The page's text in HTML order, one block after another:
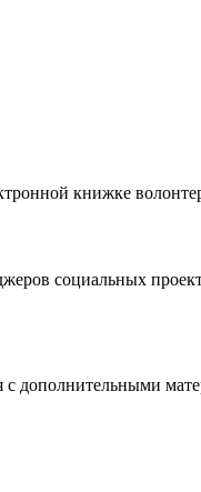
книжке
социальных
дополнительными